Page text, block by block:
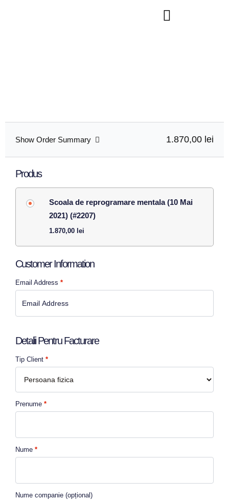
Show Order Summary 1.870,00 lei
Produs
Scoala de reprogramare mentala (10 Mai
2021) (#2207)
1.870,00 lei
Customer Information
Email Address *
Detalii Pentru Facturare
Tip Client *
Prenume *
Nume *
Nume companie (opțional)